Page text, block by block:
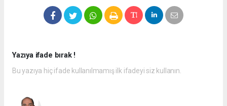
Yazıya ifade bırak !
Bu yazıya hiç ifade kullanılmamış ilk ifadeyi siz kullanın.